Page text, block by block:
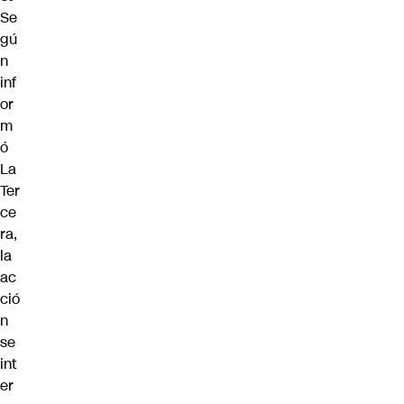
Se
gú
n
inf
or
m
ó
La
Ter
ce
ra,
la
ac
ció
n
se
int
er